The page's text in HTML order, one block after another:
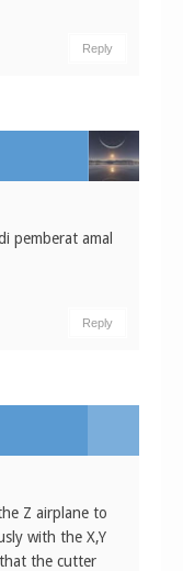
Reply
pemberat amal
Reply
Z airplane to
with the X,Y
the cutter